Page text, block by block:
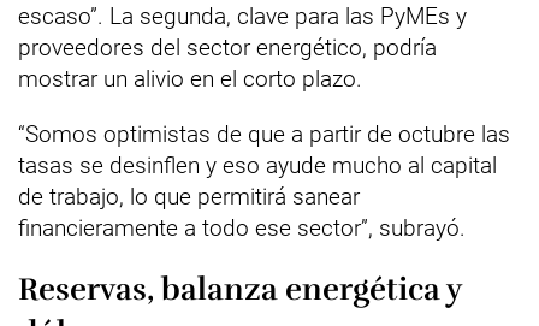
escaso”. La segunda, clave para las PyMEs y
proveedores del sector energético, podría
mostrar un alivio en el corto plazo.
“Somos optimistas de que a partir de octubre las
tasas se desinflen y eso ayude mucho al capital
de trabajo, lo que permitirá sanear
financieramente a todo ese sector”, subrayó.
Reservas, balanza energética y